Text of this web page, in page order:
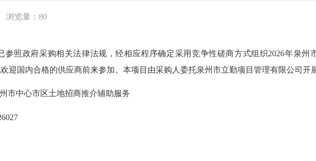
浏览量： 80
政府采购相关法律法规，经相应程序确定采用竞争性磋商方式组织2026年泉州
迎国内合格的供应商前来参加。本项目由采购人委托泉州市立勤项目管理有限公司开
中心市区土地招商推介辅助服务